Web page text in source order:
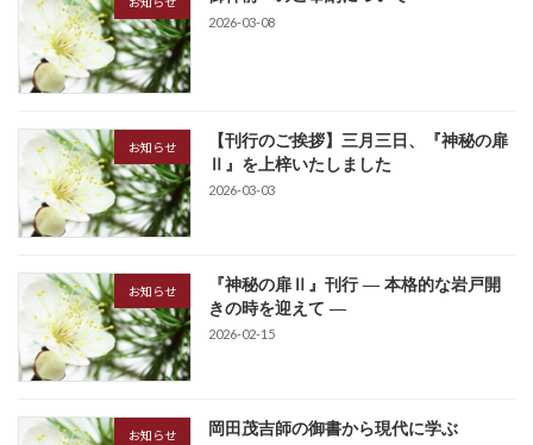
お知らせ
2026-03-08
お知らせ
【刊行のご挨拶】三月三日、『神秘の扉
Ⅱ』を上梓いたしました
2026-03-03
お知らせ
『神秘の扉Ⅱ』刊行 ― 本格的な岩戸開
きの時を迎えて ―
2026-02-15
お知らせ 岡田茂吉師の御書から現代に学ぶ